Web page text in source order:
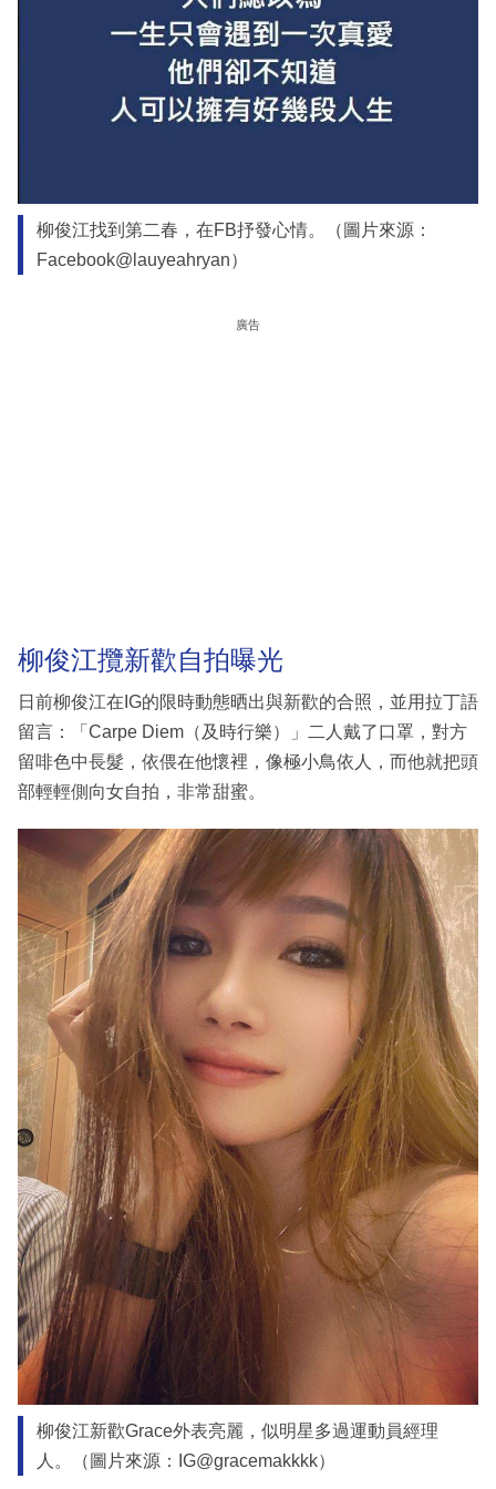
柳俊江找到第二春，在FB抒發心情。（圖片來源：
Facebook@lauyeahryan）
廣告
柳俊江攬新歡自拍曝光
日前柳俊江在IG的限時動態晒出與新歡的合照，並用拉丁語
留言：「Carpe Diem（及時行樂）」二人戴了口罩，對方
留啡色中長髮，依偎在他懷裡，像極小鳥依人，而他就把頭
部輕輕側向女自拍，非常甜蜜。
柳俊江新歡Grace外表亮麗，似明星多過運動員經理
人。（圖片來源：IG@gracemakkkk）